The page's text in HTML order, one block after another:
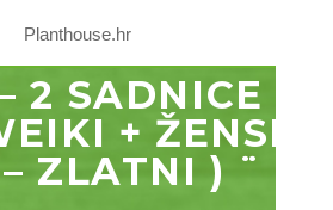
Planthouse.hr
2 SADNICE (
+ ŽENSKI
ZLATNI ) ¨